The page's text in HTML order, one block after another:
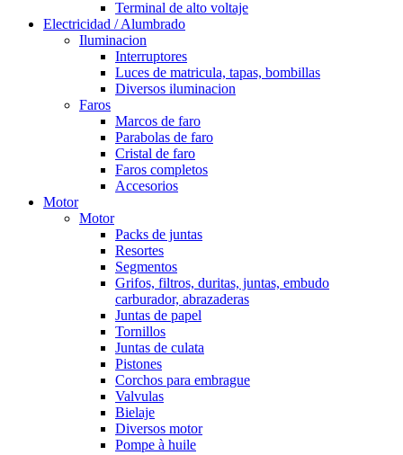
Terminal de alto voltaje
Electricidad / Alumbrado
Iluminacion
Interruptores
Luces de matricula, tapas, bombillas
Diversos iluminacion
Faros
Marcos de faro
Parabolas de faro
Cristal de faro
Faros completos
Accesorios
Motor
Motor
Packs de juntas
Resortes
Segmentos
Grifos, filtros, duritas, juntas, embudo
carburador, abrazaderas
Juntas de papel
Tornillos
Juntas de culata
Pistones
Corchos para embrague
Valvulas
Bielaje
Diversos motor
Pompe à huile